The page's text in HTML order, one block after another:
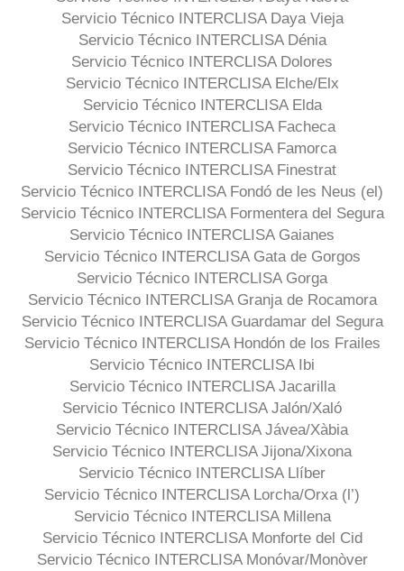
Servicio Técnico INTERCLISA Daya Vieja
Servicio Técnico INTERCLISA Dénia
Servicio Técnico INTERCLISA Dolores
Servicio Técnico INTERCLISA Elche/Elx
Servicio Técnico INTERCLISA Elda
Servicio Técnico INTERCLISA Facheca
Servicio Técnico INTERCLISA Famorca
Servicio Técnico INTERCLISA Finestrat
Servicio Técnico INTERCLISA Fondó de les Neus (el)
Servicio Técnico INTERCLISA Formentera del Segura
Servicio Técnico INTERCLISA Gaianes
Servicio Técnico INTERCLISA Gata de Gorgos
Servicio Técnico INTERCLISA Gorga
Servicio Técnico INTERCLISA Granja de Rocamora
Servicio Técnico INTERCLISA Guardamar del Segura
Servicio Técnico INTERCLISA Hondón de los Frailes
Servicio Técnico INTERCLISA Ibi
Servicio Técnico INTERCLISA Jacarilla
Servicio Técnico INTERCLISA Jalón/Xaló
Servicio Técnico INTERCLISA Jávea/Xàbia
Servicio Técnico INTERCLISA Jijona/Xixona
Servicio Técnico INTERCLISA Llíber
Servicio Técnico INTERCLISA Lorcha/Orxa (l’)
Servicio Técnico INTERCLISA Millena
Servicio Técnico INTERCLISA Monforte del Cid
Servicio Técnico INTERCLISA Monóvar/Monòver